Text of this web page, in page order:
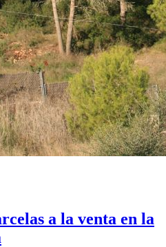
a la venta en la